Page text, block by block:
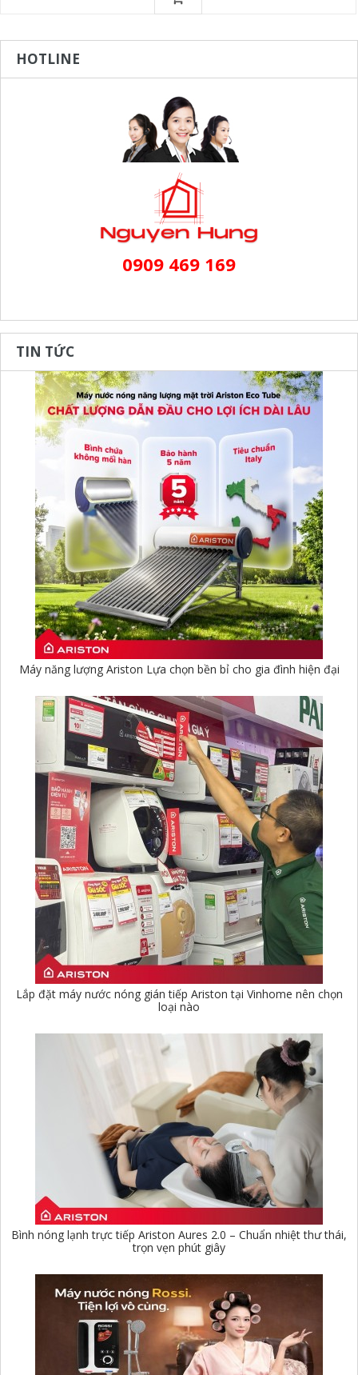
HOTLINE
0909 469 169
TIN TỨC
Máy năng lượng Ariston Lựa chọn bền bỉ cho gia đình hiện đại
Lắp đặt máy nước nóng gián tiếp Ariston tại Vinhome nên chọn
loại nào
Bình nóng lạnh trực tiếp Ariston Aures 2.0 – Chuẩn nhiệt thư thái,
trọn vẹn phút giây